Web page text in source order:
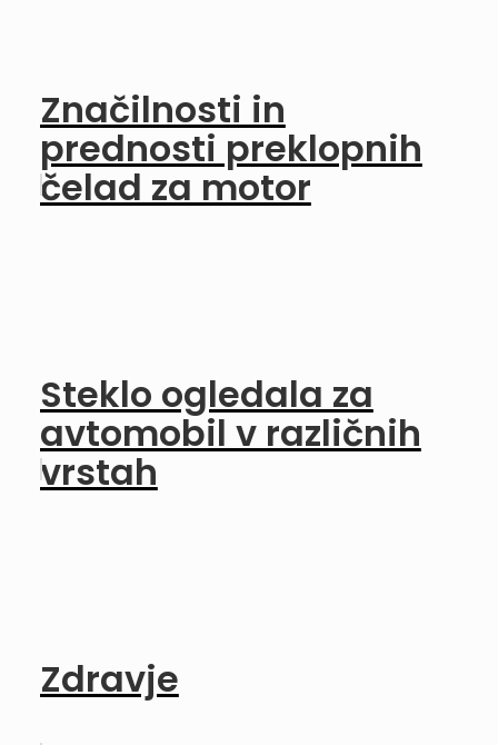
Značilnosti in
prednosti preklopnih
čelad za motor
Steklo ogledala za
avtomobil v različnih
vrstah
Zdravje